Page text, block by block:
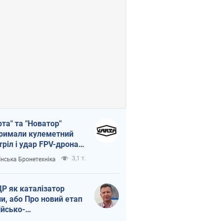
та "Новатор"
кулеметний
і удар FPV-дрона,
життя
ЗСУ
Бронетехніка 3,1 т.
як каталізатор
або Про новий етап